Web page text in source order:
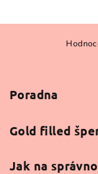
Poradna
Gold filled
Jak na